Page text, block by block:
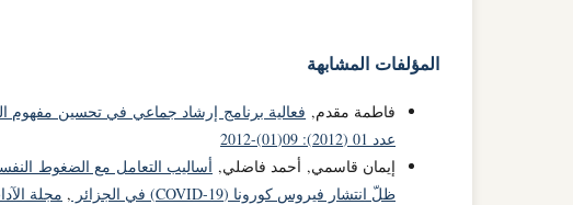
المؤلفات المشابهة
فاطمة مقدم, فعالية برنامج إرشاد جماعي في تحسين مفهوم
عدد 01 (2012): 09(01)-2012
إيمان قاسمي, أحمد فاضلي, أساليب التعامل مع الضغوط
ظلّ انتشار فيروس كورونا (COVID-19) في الجزائر
, مجلة الآداب و